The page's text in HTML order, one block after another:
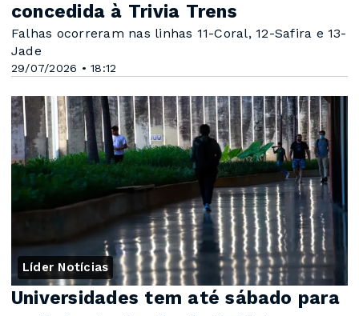
29/07/2026 • 18:12
concedida à Trivia Trens
Falhas ocorreram nas linhas 11-Coral, 12-Safira e 13-
Jade
Líder Notícias
Universidades tem até sábado para